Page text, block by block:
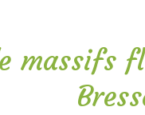
massifs